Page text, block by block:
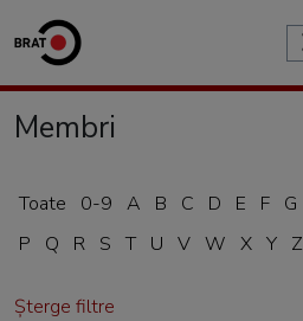
Membri
Toate 0-9 A B C D E F G
P
Q R S T U V W X Y Z
Șterge filtre